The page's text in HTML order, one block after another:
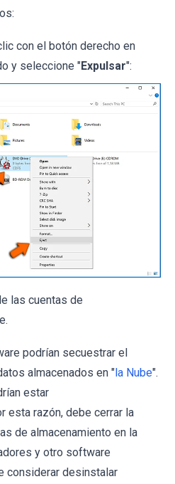
con el botón derecho en
y seleccione "Expulsar":
las cuentas de
podrían secuestrar el
almacenados en "la Nube".
estar
esta razón, debe cerrar la
de almacenamiento en la
y otro software
considerar desinstalar